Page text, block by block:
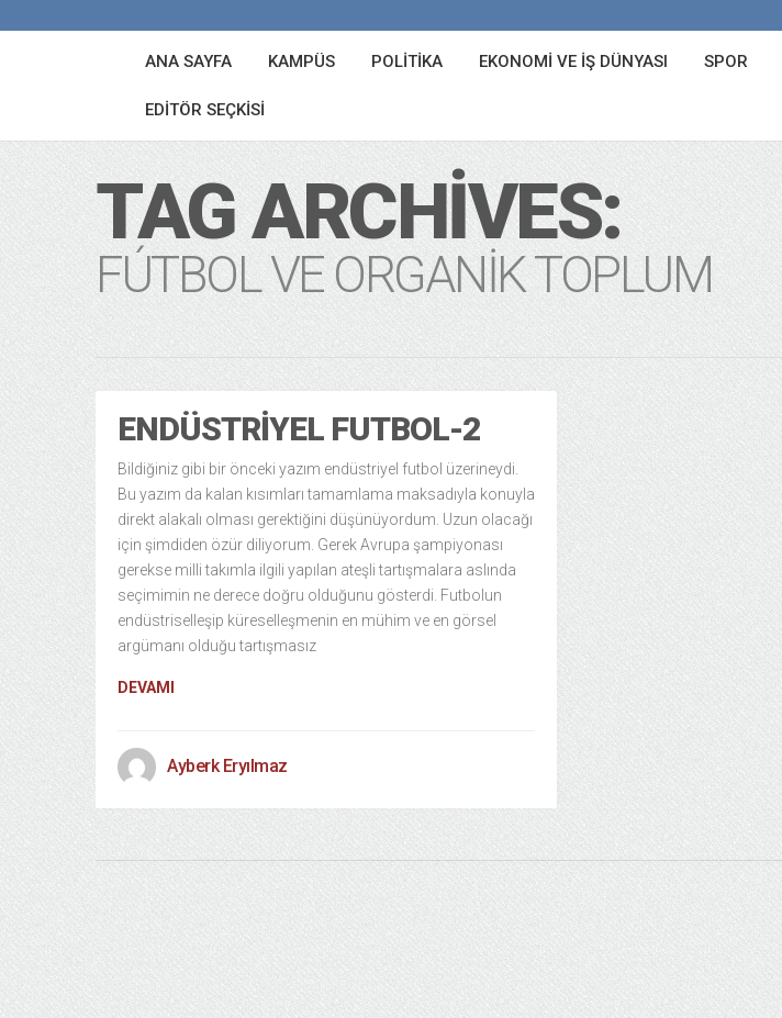
ANA SAYFA KAMPÜS POLITIKA EKONOMI VE İŞ DÜNYASI SPOR
EDITÖR SEÇKISI
TAG ARCHIVES:
FÚTBOL VE ORGANIK TOPLUM
ENDÜSTRIYEL FUTBOL-2
Bildiğiniz gibi bir önceki yazım endüstriyel futbol üzerineydi.
Bu yazım da kalan kısımları tamamlama maksadıyla konuyla
direkt alakalı olması gerektiğini düşünüyordum. Uzun olacağı
için şimdiden özür diliyorum. Gerek Avrupa şampiyonası
gerekse milli takımla ilgili yapılan ateşli tartışmalara aslında
seçimimin ne derece doğru olduğunu gösterdi. Futbolun
endüstriselleşip küreselleşmenin en mühim ve en görsel
argümanı olduğu tartışmasız
DEVAMI
Ayberk Eryılmaz